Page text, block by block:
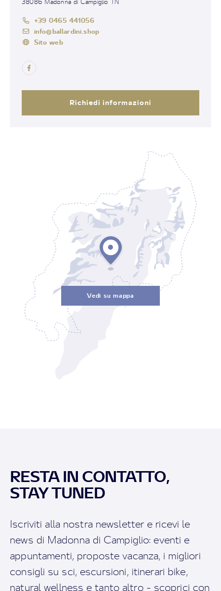
+39 0465 441056
info@ballardini.shop
Sito web
Richiedi informazioni
Vedi su mappa
RESTA IN CONTATTO,
STAY TUNED
Iscriviti alla nostra newsletter e ricevi le
news di Madonna di Campiglio: eventi e
appuntamenti, proposte vacanza, i migliori
consigli su sci, escursioni, itinerari bike,
natural wellness e tanto altro - scoprici con